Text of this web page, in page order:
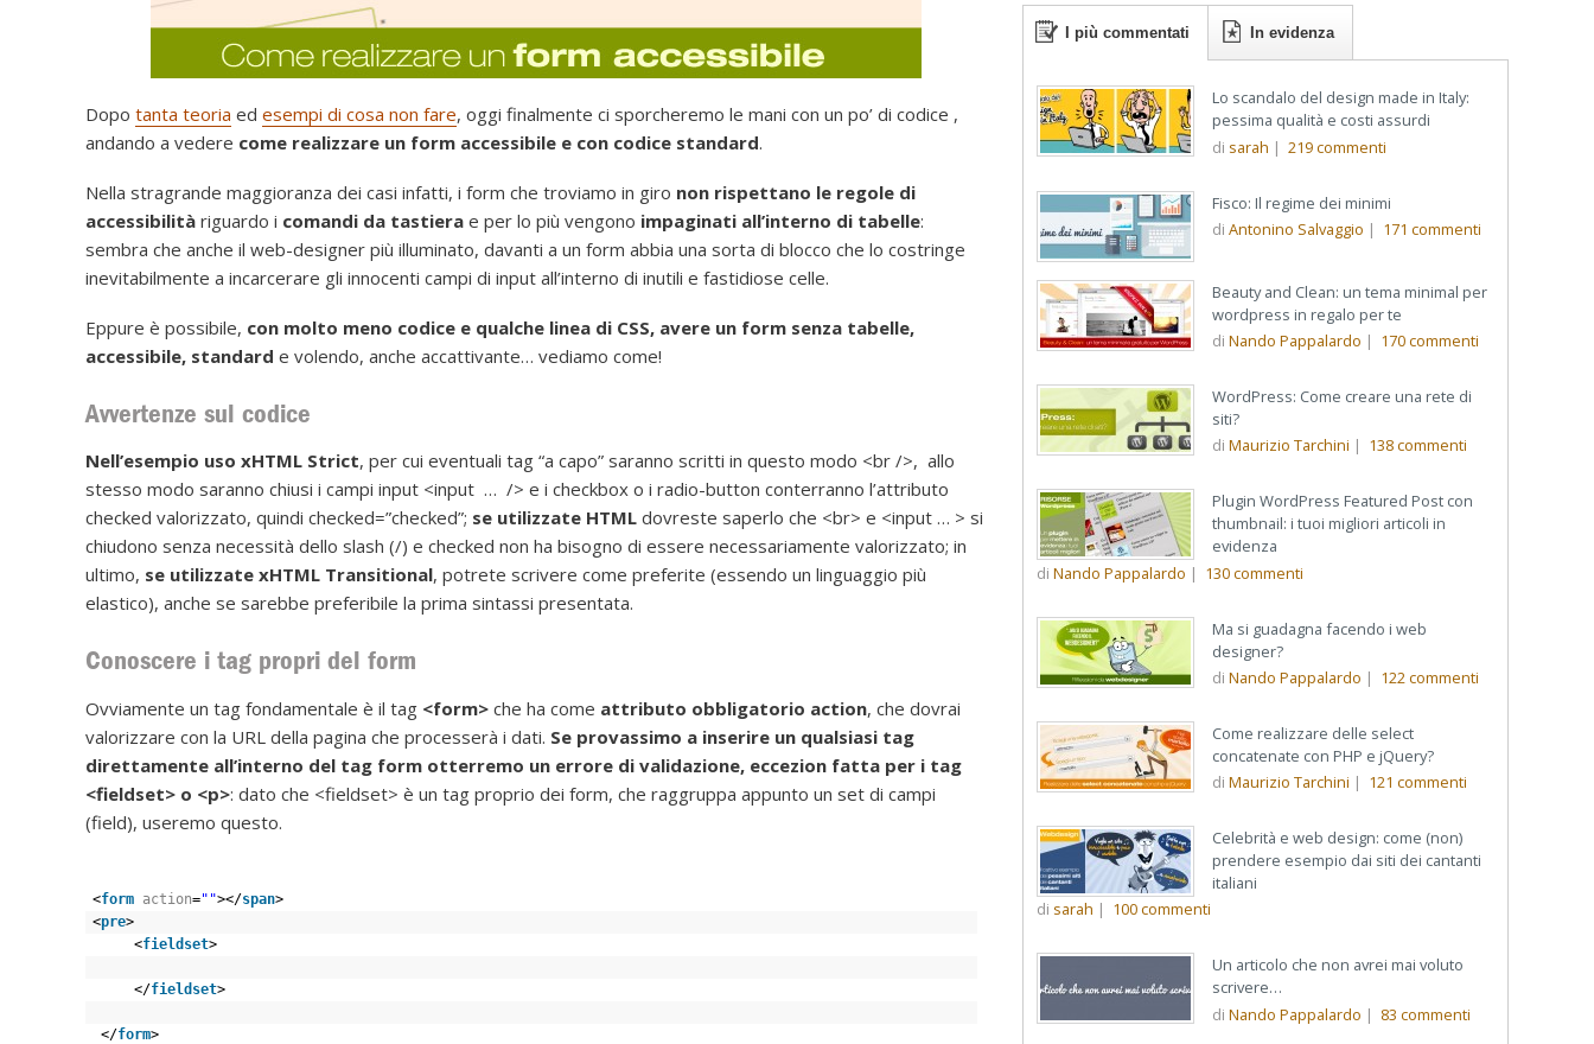
Dopo tanta teoria ed esempi di cosa non fare, oggi finalmente ci sporcheremo le mani con un po’ di codice ,
andando a vedere come realizzare un form accessibile e con codice standard.
Nella stragrande maggioranza dei casi infatti, i form che troviamo in giro non rispettano le regole di
accessibilità riguardo i comandi da tastiera e per lo più vengono impaginati all’interno di tabelle:
sembra che anche il web-designer più illuminato, davanti a un form abbia una sorta di blocco che lo costringe
inevitabilmente a incarcerare gli innocenti campi di input all’interno di inutili e fastidiose celle.
Eppure è possibile, con molto meno codice e qualche linea di CSS, avere un form senza tabelle,
accessibile, standard e volendo, anche accattivante… vediamo come!
Avvertenze sul codice
Nell’esempio uso xHTML Strict, per cui eventuali tag “a capo” saranno scritti in questo modo <br />, allo
stesso modo saranno chiusi i campi input <input … /> e i checkbox o i radio-button conterranno l’attributo
checked valorizzato, quindi checked=”checked”; se utilizzate HTML dovreste saperlo che <br> e <input … > si
chiudono senza necessità dello slash (/) e checked non ha bisogno di essere necessariamente valorizzato; in
ultimo, se utilizzate xHTML Transitional, potrete scrivere come preferite (essendo un linguaggio più
elastico), anche se sarebbe preferibile la prima sintassi presentata.
Conoscere i tag propri del form
Ovviamente un tag fondamentale è il tag <form> che ha come attributo obbligatorio action, che dovrai
valorizzare con la URL della pagina che processerà i dati. Se provassimo a inserire un qualsiasi tag
direttamente all’interno del tag form otterremo un errore di validazione, eccezion fatta per i tag
<fieldset> o <p>: dato che <fieldset> è un tag proprio dei form, che raggruppa appunto un set di campi
(field), useremo questo.
<form action=""></span>
<pre>
<fieldset>
</fieldset>
</form>
I più commentati In evidenza
Lo scandalo del design made in Italy:
pessima qualità e costi assurdi
di sarah | 219commenti
Fisco: Il regime dei minimi
di Antonino Salvaggio | 171 commenti
Beauty and Clean: un tema minimal per
wordpress in regalo per te
di Nando Pappalardo | 170commenti
WordPress: Come creare una rete di
siti?
di Maurizio Tarchini | 138commenti
Plugin WordPress Featured Post con
thumbnail: i tuoi migliori articoli in
evidenza
di Nando Pappalardo | 130commenti
Ma si guadagna facendo i web
designer?
di Nando Pappalardo | 122commenti
Come realizzare delle select
concatenate con PHP e jQuery?
di Maurizio Tarchini | 121 commenti
Celebrità e web design: come (non)
prendere esempio dai siti dei cantanti
italiani
di sarah | 100commenti
Un articolo che non avrei mai voluto
scrivere…
di Nando Pappalardo | 83 commenti